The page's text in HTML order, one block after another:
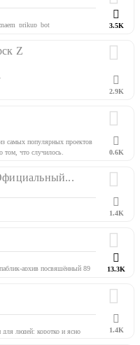
3.5K
Z
2.9K
самых популярных проектов
что случилось.
0.6K
новости.
в личку нашего сообщества
1.4K
архив посвящённый 89
в бот-предложку
13.3K
людей: коротко и ясно
1.4K